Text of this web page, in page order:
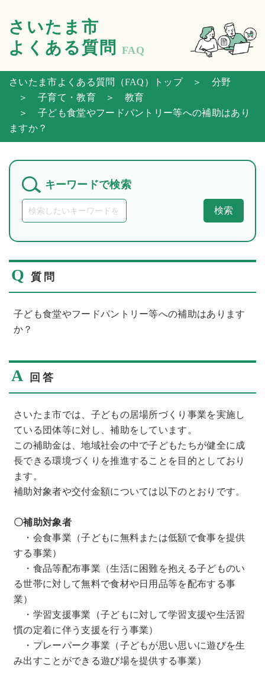
さいたま市
よくある質問
FAQ
さいたま市よくある質問（FAQ）トップ＞ 分野
＞ 子育て・教育＞ 教育
＞ 子ども食堂やフードパントリー等への補助はあり
ますか？
キーワードで検索
検索
Q 質問
子ども食堂やフードパントリー等への補助はあります
か？
A 回答
さいたま市では、子どもの居場所づくり事業を実施し
ている団体等に対し、補助をしています。
この補助金は、地域社会の中で子どもたちが健全に成
長できる環境づくりを推進することを目的としており
ます。
補助対象者や交付金額については以下のとおりです。
〇補助対象者
・会食事業（子どもに無料または低額で食事を提供
する事業）
・食品等配布事業（生活に困難を抱える子どものい
る世帯に対して無料で食材や日用品等を配布する事
業）
・学習支援事業（子どもに対して学習支援や生活習
慣の定着に伴う支援を行う事業）
・プレーパーク事業（子どもが思い思いに遊びを生
み出すことができる遊び場を提供する事業）